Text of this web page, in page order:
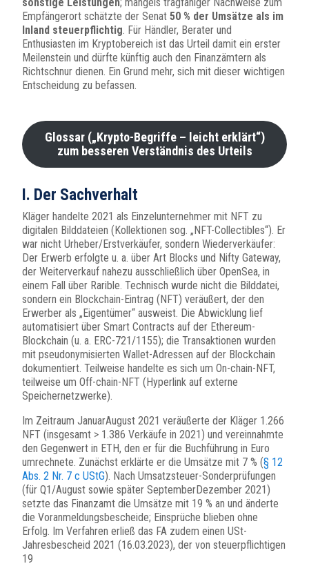
Empfängerort schätzte der Senat 50 % der Umsätze als im
Inland steuerpflichtig. Für Händler, Berater und
Enthusiasten im Kryptobereich ist das Urteil damit ein erster
Meilenstein und dürfte künftig auch den Finanzämtern als
Richtschnur dienen. Ein Grund mehr, sich mit dieser wichtigen
Entscheidung zu befassen.
Glossar („Krypto-Begriffe – leicht erklärt“)
zum besseren Verständnis des Urteils
I. Der Sachverhalt
Kläger handelte 2021 als Einzelunternehmer mit NFT zu
digitalen Bilddateien (Kollektionen sog. „NFT-Collectibles“). Er
war nicht Urheber/Erstverkäufer, sondern Wiederverkäufer:
Der Erwerb erfolgte u. a. über Art Blocks und Nifty Gateway,
der Weiterverkauf nahezu ausschließlich über OpenSea, in
einem Fall über Rarible. Technisch wurde nicht die Bilddatei,
sondern ein Blockchain-Eintrag (NFT) veräußert, der den
Erwerber als „Eigentümer“ ausweist. Die Abwicklung lief
automatisiert über Smart Contracts auf der Ethereum-
Blockchain (u. a. ERC-721/1155); die Transaktionen wurden
mit pseudonymisierten Wallet-Adressen auf der Blockchain
dokumentiert. Teilweise handelte es sich um On-chain-NFT,
teilweise um Off-chain-NFT (Hyperlink auf externe
Speichernetzwerke).
Im Zeitraum JanuarAugust 2021 veräußerte der Kläger 1.266
NFT (insgesamt > 1.386 Verkäufe in 2021) und vereinnahmte
den Gegenwert in ETH, den er für die Buchführung in Euro
umrechnete. Zunächst erklärte er die Umsätze mit 7 % (§ 12
Abs. 2 Nr. 7 c UStG). Nach Umsatzsteuer-Sonderprüfungen
(für Q1/August sowie später SeptemberDezember 2021)
setzte das Finanzamt die Umsätze mit 19 % an und änderte
die Voranmeldungsbescheide; Einsprüche blieben ohne
Erfolg. Im Verfahren erließ das FA zudem einen USt-
Jahresbescheid 2021 (16.03.2023), der von steuerpflichtigen
19